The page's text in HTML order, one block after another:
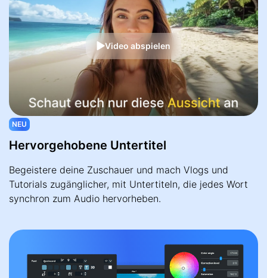
Video abspielen
NEU
Hervorgehobene Untertitel
Begeistere deine Zuschauer und mach Vlogs und
Tutorials zugänglicher, mit Untertiteln, die jedes Wort
synchron zum Audio hervorheben.